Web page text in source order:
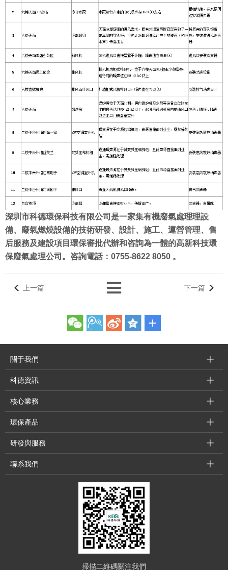
深圳市科德環保科技有限公司是一家集有機廢氣處理理設
備、廢氣燃燒設備的技術研發、設計、施工、運營管理、售
后服務及建設項目環保審批代辦和咨詢為一體的高新科技環
保廢氣處理公司。咨詢電話：0755-8622 8050 。
上一篇 下一篇
關于我們
科德資訊
核心業務
環保產品
研發與服務
聯系我們
掃描二維碼關注我們